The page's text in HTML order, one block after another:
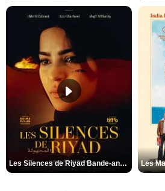
Les Silences de Riyad Bande-annonce VO STFR